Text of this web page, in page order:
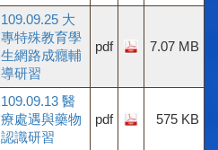
109.09.25 大
專特殊教育學
生網路成癮輔
導研習
pdf 7.07 MB
109.09.13 醫
療處遇與藥物
認識研習
pdf 575 KB